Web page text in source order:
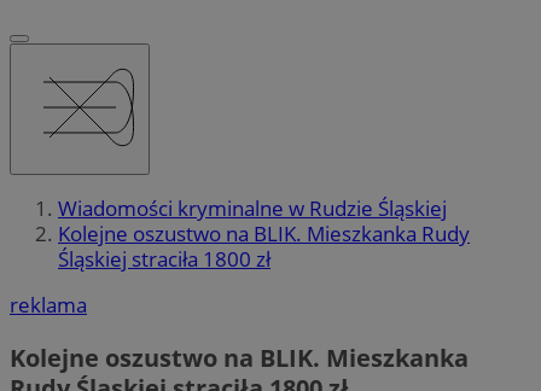
Wiadomości kryminalne w Rudzie Śląskiej
Kolejne oszustwo na BLIK. Mieszkanka Rudy
Śląskiej straciła 1800 zł
reklama
Kolejne oszustwo na BLIK. Mieszkanka